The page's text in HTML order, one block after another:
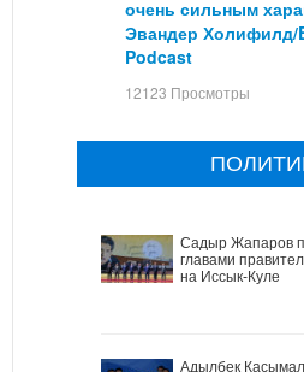
очень сильным
Эвандер Холифилд/
Podcast
12123 Просмотры
Садыр Жапаров
главами
на Иссык-Куле
Адылбек